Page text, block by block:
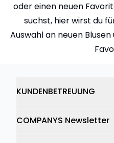
oder einen neuen
suchst, hier wirst du
Auswahl an neuen
KUNDENBETREUUNG
COMPANYS Newsletter